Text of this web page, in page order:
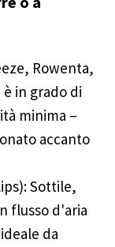
Rowenta,
in grado di
minima –
accanto
Sottile,
flusso d'aria
da